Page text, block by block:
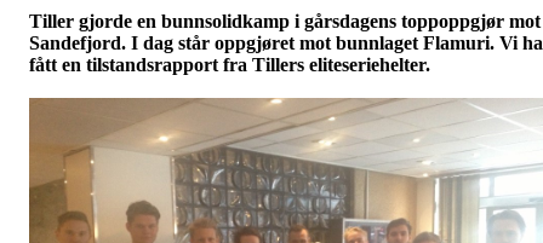
Tiller gjorde en bunnsolidkamp i gårsdagens toppoppgjør mot
Sandefjord. I dag står oppgjøret mot bunnlaget Flamuri. Vi
fått en tilstandsrapport fra Tillers eliteseriehelter.